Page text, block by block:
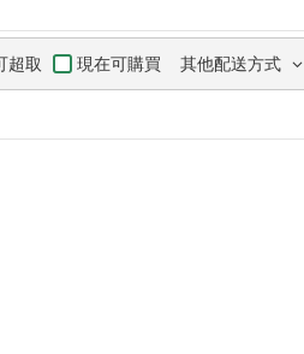
超取 現在可購買 其他配送方式